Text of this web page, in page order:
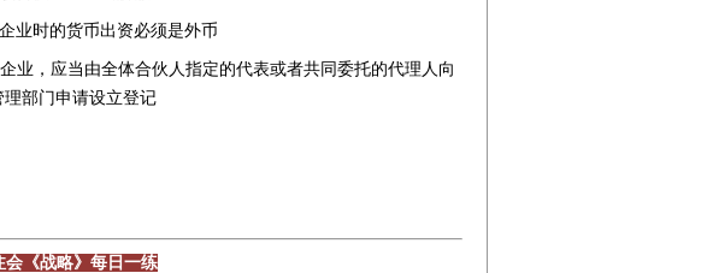
业时的货币出资必须是外币
业，应当由全体合伙人指定的代表或者共同委托的代理人向
部门申请设立登记
会《战略》每日一练